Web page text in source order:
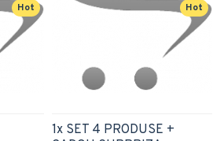
Hot
Hot
1x SET 4 PRODUSE +